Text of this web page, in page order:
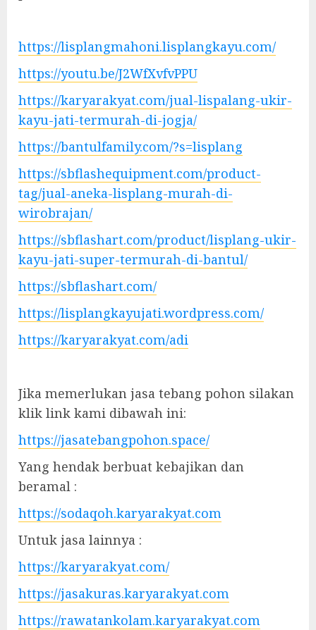
https://lisplangmahoni.lisplangkayu.com/
https://youtu.be/J2WfXvfvPPU
https://karyarakyat.com/jual-lispalang-ukir-
kayu-jati-termurah-di-jogja/
https://bantulfamily.com/?s=lisplang
https://sbflashequipment.com/product-
tag/jual-aneka-lisplang-murah-di-
wirobrajan/
https://sbflashart.com/product/lisplang-ukir-
kayu-jati-super-termurah-di-bantul/
https://sbflashart.com/
https://lisplangkayujati.wordpress.com/
https://karyarakyat.com/adi
Jika memerlukan jasa tebang pohon silakan
klik link kami dibawah ini:
https://jasatebangpohon.space/
Yang hendak berbuat kebajikan dan
beramal :
https://sodaqoh.karyarakyat.com
Untuk jasa lainnya :
https://karyarakyat.com/
https://jasakuras.karyarakyat.com
https://rawatankolam.karyarakyat.com